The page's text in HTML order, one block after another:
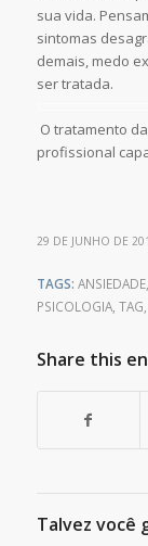
sua vida.
sintomas
demais, medo
ser tratada.
O tratamento
profissional
29 DE JUNHO DE
TAGS: ANSIEDADE,
PSICOLOGIA, TAG
Share this
Talvez você